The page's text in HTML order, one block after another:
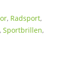
, Radsport,
, Sportbrillen,